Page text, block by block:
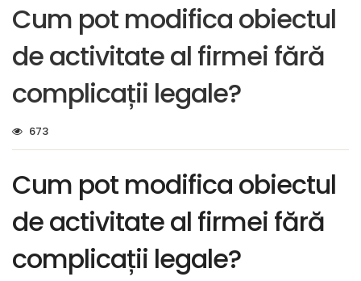
Cum pot modifica obiectul
de activitate al firmei fără
complicații legale?
673
Cum pot modifica obiectul
de activitate al firmei fără
complicații legale?